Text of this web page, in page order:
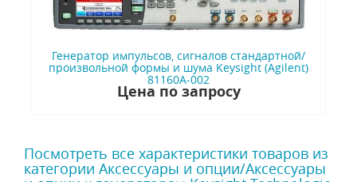
Генератор импульсов, сигналов стандартной/
произвольной формы и шума Keysight (Agilent)
81160A-002
Цена по запросу
Посмотреть все характеристики товаров из
категории Аксессуары и опции/Аксессуары